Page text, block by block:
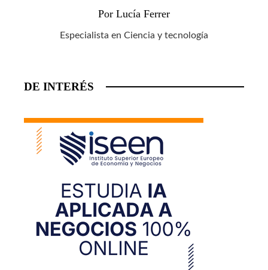
Por Lucía Ferrer
Especialista en Ciencia y tecnología
DE INTERÉS